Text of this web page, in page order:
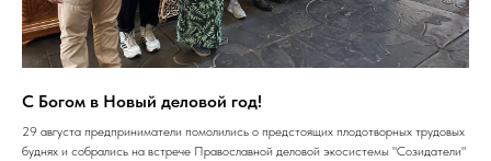
С Богом в Новый деловой год!
29 августа предприниматели помолились о предстоящих плодотворных трудовых
буднях и собрались на встрече Православной деловой экосистемы "Созидатели"